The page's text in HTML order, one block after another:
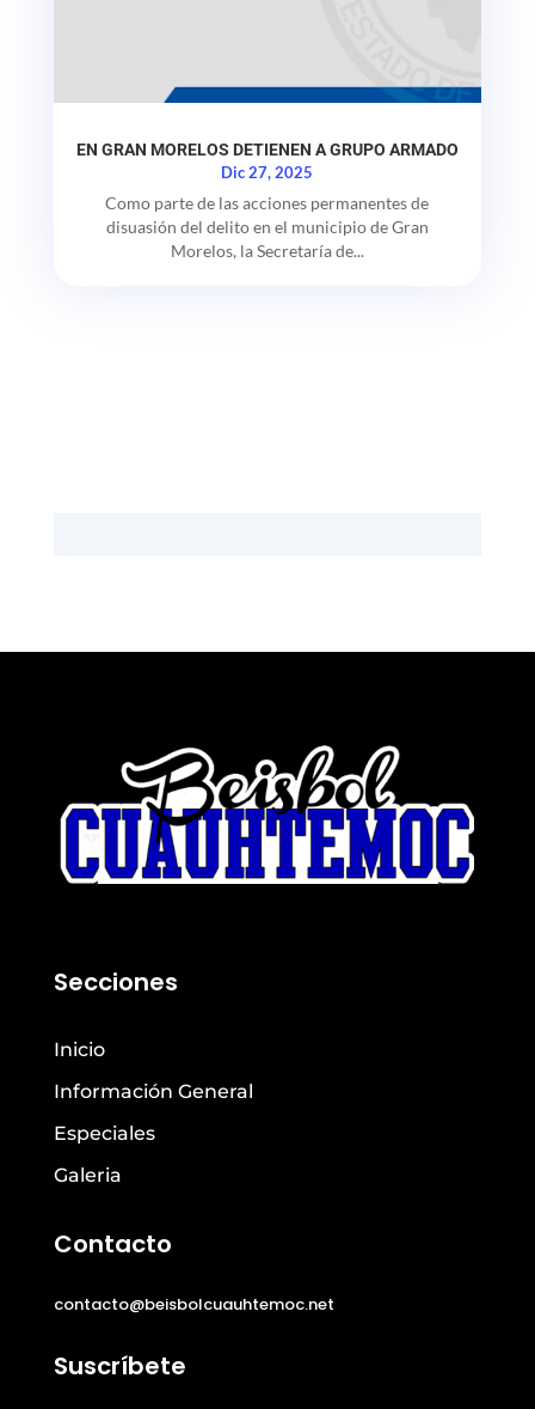
EN GRAN MORELOS DETIENEN A GRUPO ARMADO
Dic 27, 2025
Como parte de las acciones permanentes de
disuasión del delito en el municipio de Gran
Morelos, la Secretaría de...
Secciones
Inicio
Información General
Especiales
Galeria
Contacto
contacto@beisbolcuauhtemoc.net
Suscríbete